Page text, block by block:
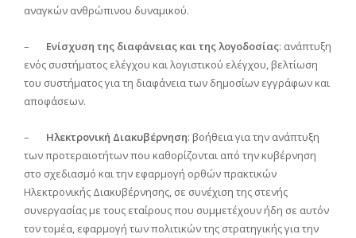
αναγκών ανθρώπινου δυναμικού.
– Ενίσχυση της διαφάνειας και της λογοδοσίας: ανάπτυξη
ενός συστήματος ελέγχου και λογιστικού ελέγχου, βελτίωση
του συστήματος για τη διαφάνεια των δημοσίων εγγράφων και
αποφάσεων.
– Ηλεκτρονική Διακυβέρνηση: βοήθεια για την ανάπτυξη
των προτεραιοτήτων που καθορίζονται από την κυβέρνηση
στο σχεδιασμό και την εφαρμογή ορθών πρακτικών
Ηλεκτρονικής Διακυβέρνησης, σε συνέχιση της στενής
συνεργασίας με τους εταίρους που συμμετέχουν ήδη σε αυτόν
τον τομέα, εφαρμογή των πολιτικών της στρατηγικής για την